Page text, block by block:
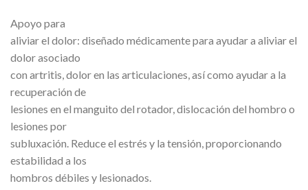
Apoyo para
aliviar el dolor: diseñado médicamente para ayudar a aliviar el
dolor asociado
con artritis, dolor en las articulaciones, así como ayudar a la
recuperación de
lesiones en el manguito del rotador, dislocación del hombro o
lesiones por
subluxación. Reduce el estrés y la tensión, proporcionando
estabilidad a los
hombros débiles y lesionados.